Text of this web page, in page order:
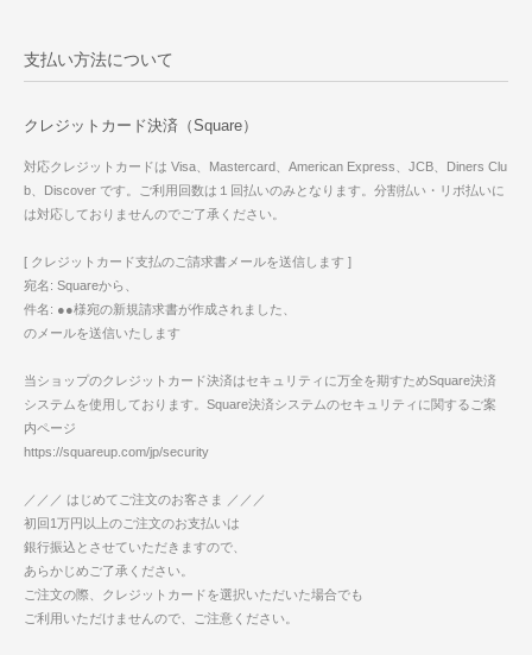
支払い方法について
クレジットカード決済（Square）
対応クレジットカードは Visa、Mastercard、American Express、JCB、Diners Clu
b、Discover です。ご利用回数は１回払いのみとなります。分割払い・リボ払いに
は対応しておりませんのでご了承ください。
[ クレジットカード支払のご請求書メールを送信します ]
宛名: Squareから、
件名: ●●様宛の新規請求書が作成されました、
のメールを送信いたします
当ショップのクレジットカード決済はセキュリティに万全を期すためSquare決済
システムを使用しております。Square決済システムのセキュリティに関するご案
内ページ
https://squareup.com/jp/security
／／／ はじめてご注文のお客さま ／／／
初回1万円以上のご注文のお支払いは
銀行振込とさせていただきますので、
あらかじめご了承ください。
ご注文の際、クレジットカードを選択いただいた場合でも
ご利用いただけませんので、ご注意ください。